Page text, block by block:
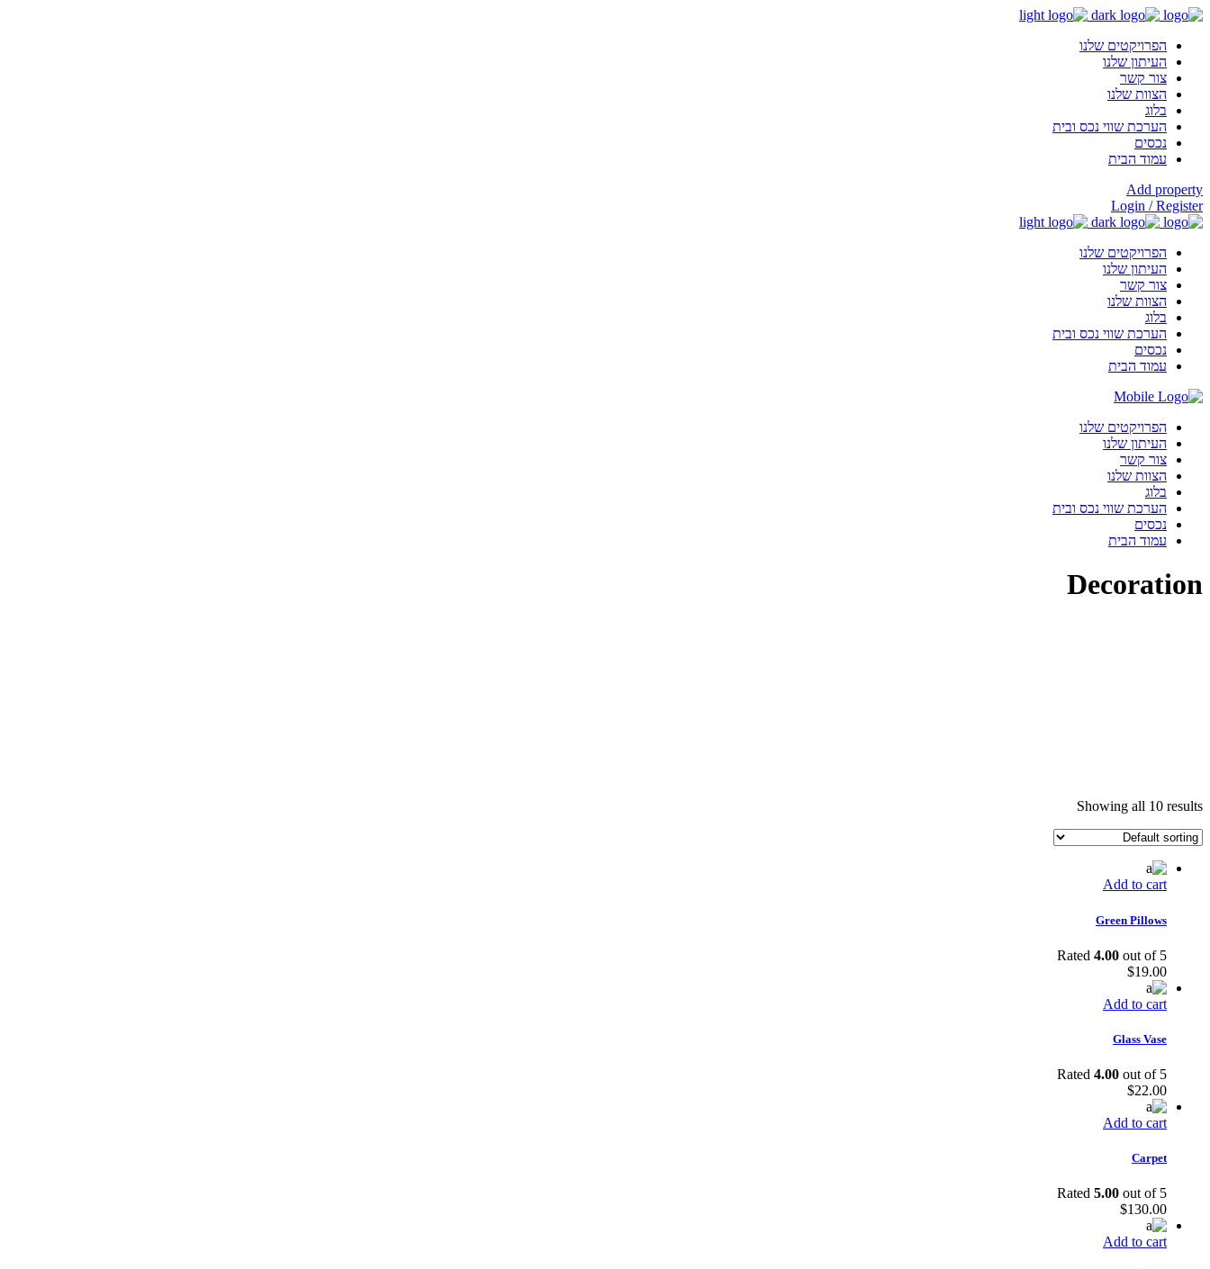
הפרויקטים שלנו
העיתון שלנו
צור קשר
הצוות שלנו
בלוג
הערכת שווי נכס ובית
נכסים
עמוד הבית
Add property
Login / Register
הפרויקטים שלנו
העיתון שלנו
צור קשר
הצוות שלנו
בלוג
הערכת שווי נכס ובית
נכסים
עמוד הבית
הפרויקטים שלנו
העיתון שלנו
צור קשר
הצוות שלנו
בלוג
הערכת שווי נכס ובית
נכסים
עמוד הבית
Decoration
Showing all 10 results
Add to cart
Green Pillows
Rated 4.00 out of 5
$19.00
Add to cart
Glass Vase
Rated 4.00 out of 5
$22.00
Add to cart
Carpet
Rated 5.00 out of 5
$130.00
Add to cart